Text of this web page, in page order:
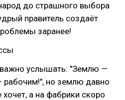
до страшного выбора
правитель создаёт
заранее!
услышать: "Землю —
рабочим!", но землю давно
а на фабрики скоро